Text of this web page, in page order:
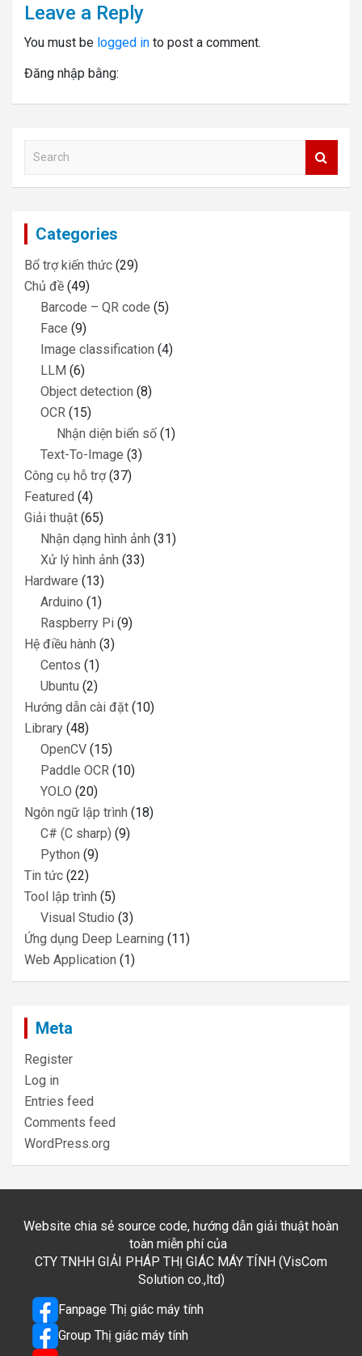
Leave a Reply
You must be logged in to post a comment.
Đăng nhập bằng:
a
Categories
Bổ trợ kiến thức (29)
Chủ đề (49)
Barcode – QR code (5)
Face (9)
Image classification (4)
LLM (6)
Object detection (8)
OCR (15)
Nhận diện biển số (1)
Text-To-Image (3)
Công cụ hỗ trợ(37)
Featured (4)
Giải thuật (65)
Nhận dạng hình ảnh (31)
Xử lý hình ảnh (33)
Hardware (13)
Arduino (1)
Raspberry Pi (9)
Hệ điều hành (3)
Centos (1)
Ubuntu (2)
Hướng dẫn cài đặt (10)
Library (48)
OpenCV (15)
Paddle OCR (10)
YOLO (20)
Ngôn ngữ lập trình (18)
C# (C sharp) (9)
Python (9)
Tin tức (22)
Tool lập trình (5)
Visual Studio (3)
Ứng dụng Deep Learning (11)
Web Application (1)
Meta
Register
Log in
Entries feed
Comments feed
WordPress.org
Website chia sẻ source code, hướng dẫn giải thuật hoàn
toàn miễn phí của
CTY TNHH GIẢI PHÁP THỊ GIÁC MÁY TÍNH (VisCom
Solution co.,ltd)
Fanpage Thị giác máy tính
Group Thị giác máy tính